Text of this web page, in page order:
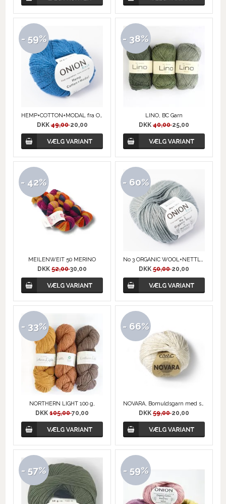
- 59%
HEMP+COTTON+MODAL fra ONION
DKK49,0020,00
- 38%
LINO, BC Garn
DKK40,0025,00
- 42%
MEILENWEIT 50 MERINO
DKK52,0030,00
- 60%
No 3 ORGANIC WOOL+NETTLES fra ONION
DKK50,0020,00
- 33%
NORTHERN LIGHT 100 g,
DKK105,0070,00
- 66%
NOVARA, Bomuldsgarn med små pailetter
DKK59,0020,00
- 57% - 59%